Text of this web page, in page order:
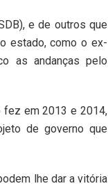
e de outros que
estado, como o ex-
as andanças pelo
fez em 2013 e 2014,
de governo que
lhe dar a vitória